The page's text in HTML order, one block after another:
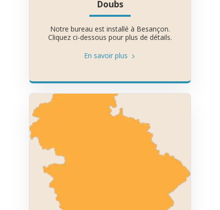
Doubs
Notre bureau est installé à Besançon.
Cliquez ci-dessous pour plus de détails.
En savoir plus